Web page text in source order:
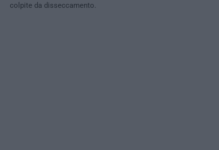
colpite da disseccamento.